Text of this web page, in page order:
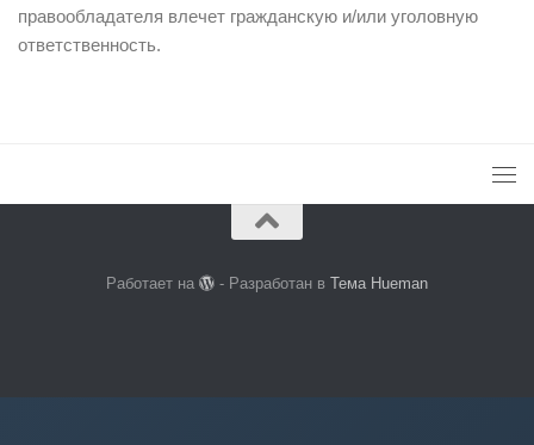
правообладателя влечет гражданскую и/или уголовную
ответственность.
Работает на - Разработан вТема Hueman